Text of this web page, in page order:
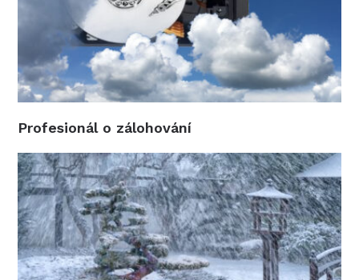
Profesionál o zálohování